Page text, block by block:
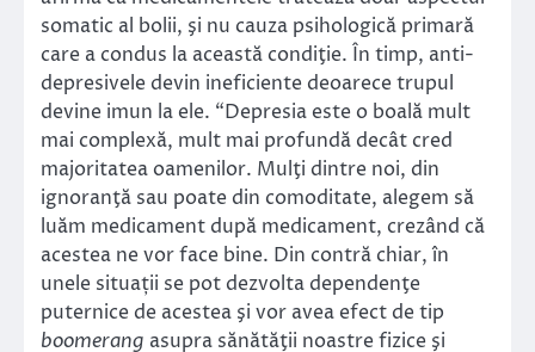
somatic al bolii, şi nu cauza psihologică primară
care a condus la această condiţie. În timp, anti-
depresivele devin ineficiente deoarece trupul
devine imun la ele. “Depresia este o boală mult
mai complexă, mult mai profundă decât cred
majoritatea oamenilor. Mulţi dintre noi, din
ignoranţă sau poate din comoditate, alegem să
luăm medicament după medicament, crezând că
acestea ne vor face bine. Din contră chiar, în
unele situații se pot dezvolta dependenţe
puternice de acestea şi vor avea efect de tip
boomerang asupra sănătăţii noastre fizice şi